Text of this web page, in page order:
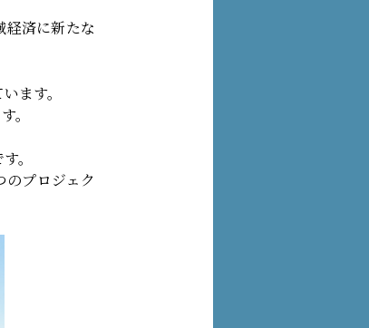
経済に新たな
ます。
。
。
のプロジェク